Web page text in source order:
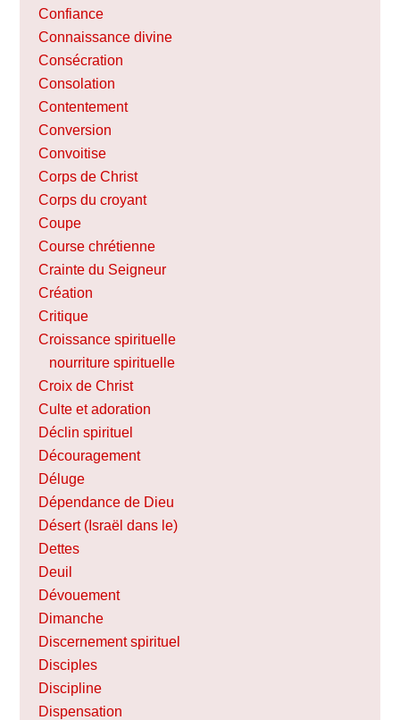
Confiance
Connaissance divine
Consécration
Consolation
Contentement
Conversion
Convoitise
Corps de Christ
Corps du croyant
Coupe
Course chrétienne
Crainte du Seigneur
Création
Critique
Croissance spirituelle
nourriture spirituelle
Croix de Christ
Culte et adoration
Déclin spirituel
Découragement
Déluge
Dépendance de Dieu
Désert (Israël dans le)
Dettes
Deuil
Dévouement
Dimanche
Discernement spirituel
Disciples
Discipline
Dispensation